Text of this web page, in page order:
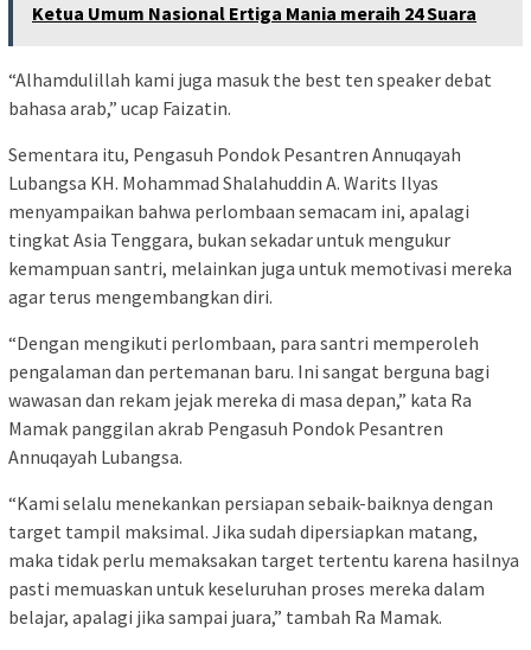
Ketua Umum Nasional Ertiga Mania meraih 24 Suara
“Alhamdulillah kami juga masuk the best ten speaker debat
bahasa arab,” ucap Faizatin.
Sementara itu, Pengasuh Pondok Pesantren Annuqayah
Lubangsa KH. Mohammad Shalahuddin A. Warits Ilyas
menyampaikan bahwa perlombaan semacam ini, apalagi
tingkat Asia Tenggara, bukan sekadar untuk mengukur
kemampuan santri, melainkan juga untuk memotivasi mereka
agar terus mengembangkan diri.
“Dengan mengikuti perlombaan, para santri memperoleh
pengalaman dan pertemanan baru. Ini sangat berguna bagi
wawasan dan rekam jejak mereka di masa depan,” kata Ra
Mamak panggilan akrab Pengasuh Pondok Pesantren
Annuqayah Lubangsa.
“Kami selalu menekankan persiapan sebaik-baiknya dengan
target tampil maksimal. Jika sudah dipersiapkan matang,
maka tidak perlu memaksakan target tertentu karena hasilnya
pasti memuaskan untuk keseluruhan proses mereka dalam
belajar, apalagi jika sampai juara,” tambah Ra Mamak.